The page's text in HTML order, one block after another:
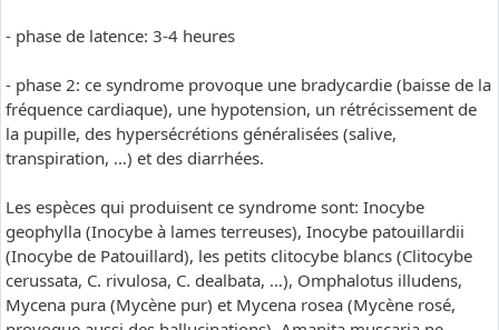
- phase de latence: 3-4 heures
- phase 2: ce syndrome provoque une bradycardie (baisse de la
fréquence cardiaque), une hypotension, un rétrécissement de
la pupille, des hypersécrétions généralisées (salive,
transpiration, …) et des diarrhées.
Les espèces qui produisent ce syndrome sont: Inocybe
geophylla (Inocybe à lames terreuses), Inocybe patouillardii
(Inocybe de Patouillard), les petits clitocybe blancs (Clitocybe
cerussata, C. rivulosa, C. dealbata, …), Omphalotus illudens,
Mycena pura (Mycène pur) et Mycena rosea (Mycène rosé,